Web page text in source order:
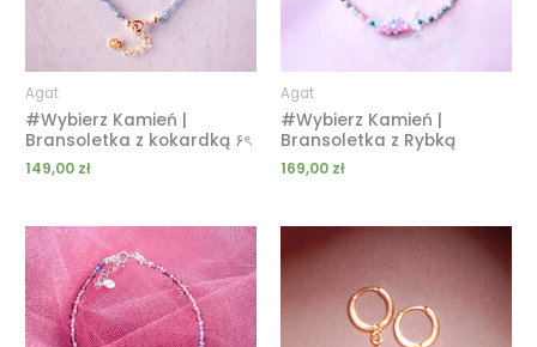
Agat
#Wybierz Kamień |
Bransoletka z kokardką ۶ৎ
149,00 zł
Agat
#Wybierz Kamień |
Bransoletka z Rybką
169,00 zł